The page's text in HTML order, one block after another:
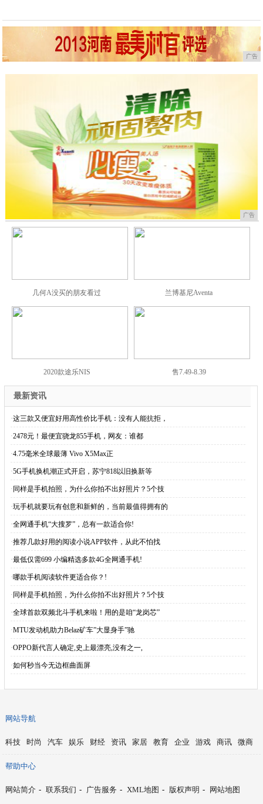
广告
广告
几何A没买的朋友看过 兰博基尼Aventa
2020款途乐NIS 售7.49-8.39
最新资讯
·这三款又便宜好用高性价比手机：没有人能抗拒，
·2478元！最便宜骁龙855手机，网友：谁都
·4.75毫米全球最薄 Vivo X5Max正
·5G手机换机潮正式开启，苏宁818以旧换新等
· 同样是手机拍照，为什么你拍不出好照片？5个技
·玩手机就要玩有创意和新鲜的，当前最值得拥有的
·全网通手机“大搜罗”，总有一款适合你!
·推荐几款好用的阅读小说APP软件，从此不怕找
·最低仅需699 小编精选多款4G全网通手机!
·哪款手机阅读软件更适合你？!
· 同样是手机拍照，为什么你拍不出好照片？5个技
·全球首款双频北斗手机来啦！用的是咱“龙岗芯”
·MTU发动机助力Belaz矿车”大显身手”驰
·OPPO新代言人确定,史上最漂亮,没有之一,
·如何秒当今无边框曲面屏
网站导航
科技 时尚 汽车 娱乐 财经 资讯 家居 教育 企业 游戏 商讯 微商
帮助中心
网站简介 - 联系我们 - 广告服务 - XML地图 - 版权声明 -
网站地图